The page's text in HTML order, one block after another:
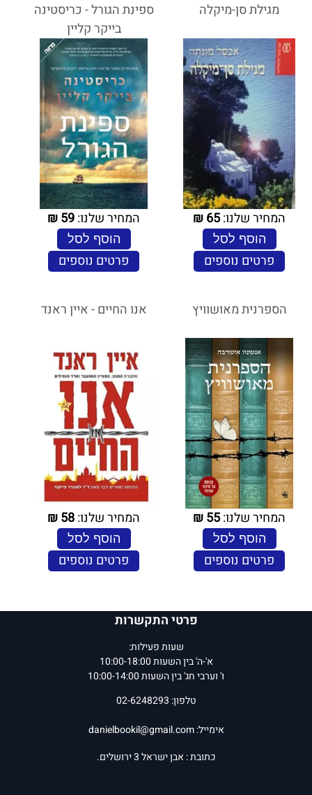
מגילת סן-מיקלה
המחיר שלנו:65
₪
הוסף לסל
פרטים נוספים
ספינת הגורל - כריסטינה
בייקר קליין
המחיר שלנו:59
₪
הוסף לסל
פרטים נוספים
הספרנית מאושוויץ
המחיר שלנו:55
₪
הוסף לסל
פרטים נוספים
אנו החיים - איין ראנד
המחיר שלנו:58
₪
הוסף לסל
פרטים נוספים
פרטי התקשרות
שעות פעילות:
א'-ה' בין השעות 10:00-18:00
ו' וערבי חג' בין השעות 10:00-14:00
טלפון: 02-6248293
אימייל:danielbookil@gmail.com
כתובת : אבן ישראל 3 ירושלים.